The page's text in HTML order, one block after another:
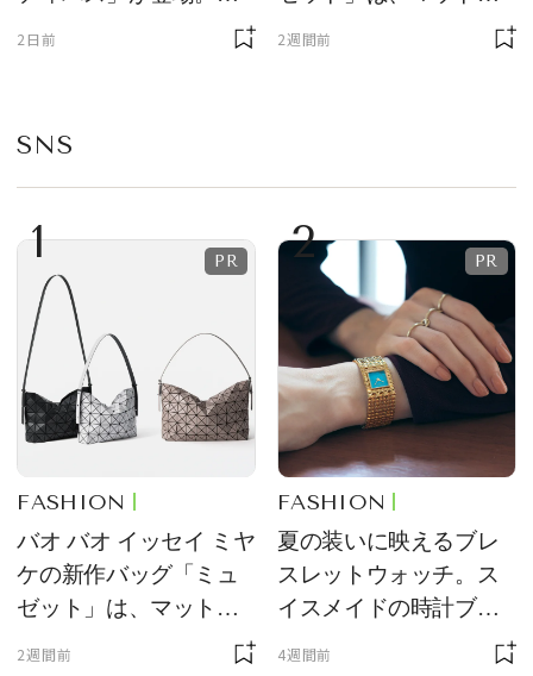
ニサイズもラインナッ
2日前 2週間前
SNS
1
FASHION
バオ バオ イッセイ ミヤ
ケの新作バッグ「ミュ
ゼット」は、マットな
2週間前
2
FASHION
夏の装いに映えるブレ
スレットウォッチ。ス
イスメイドの時計ブラ
ンド【フレデリック・
4週間前